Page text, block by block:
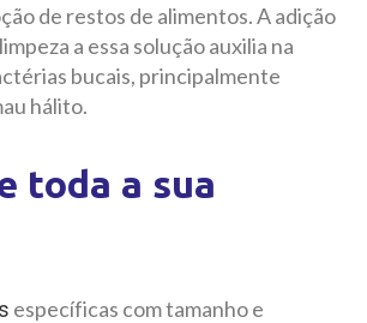
de restos de alimentos. A adição
a essa solução auxilia na
bucais, principalmente
hálito.
toda a sua
específicas com tamanho e